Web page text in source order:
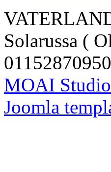
Solarussa (
MOAI
Joomla